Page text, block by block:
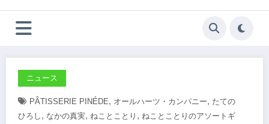
ニュース
PÂTISSERIE PINÉDE, オールハーツ・カンパニー, たての
ひろし , なかの真実, ねことことり , ねことことりのアソートギ